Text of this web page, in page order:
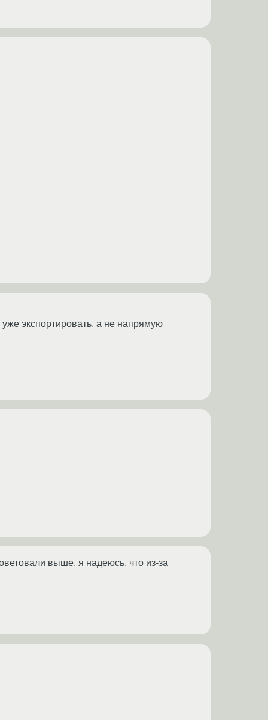
уже экспортировать, а не напрямую
выше, я надеюсь, что из-за